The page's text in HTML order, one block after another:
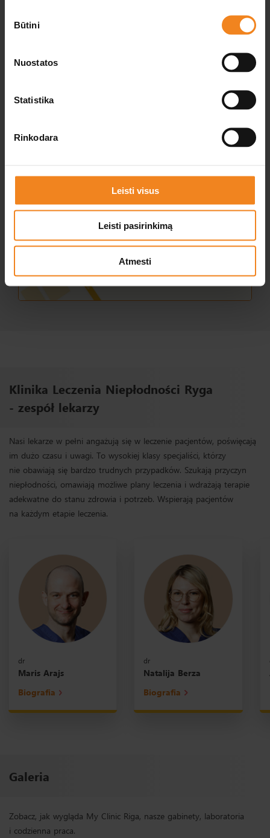
pasirinkimas
Būtini
Nuostatos
Statistika
Rinkodara
Leisti visus
Leisti pasirinkimą
Atmesti
Klinika Leczenia Niepłodności Ryga
- zespół lekarzy
Nasi lekarze w pełni angażują się w leczenie pacjentów, poświęcają
im dużo czasu i uwagi. To wysokiej klasy specjaliści, którzy
nie obawiają się bardzo trudnych przypadków. Szukają przyczyn
niepłodności, omawiają możliwe plany leczenia i wdrażają terapie
adekwatne do stanu zdrowia i potrzeb. Wspierają pacjentów
na każdym etapie leczenia.
dr
Maris Arajs
Biografia
dr
Natalija Berza
Biografia
Galeria
Zobacz, jak wygląda My Clinic Riga, nasze gabinety, laboratoria
i codzienna praca.